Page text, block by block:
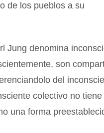
de los pueblos a su
Jung denomina
son
del
colectivo no tiene
una forma